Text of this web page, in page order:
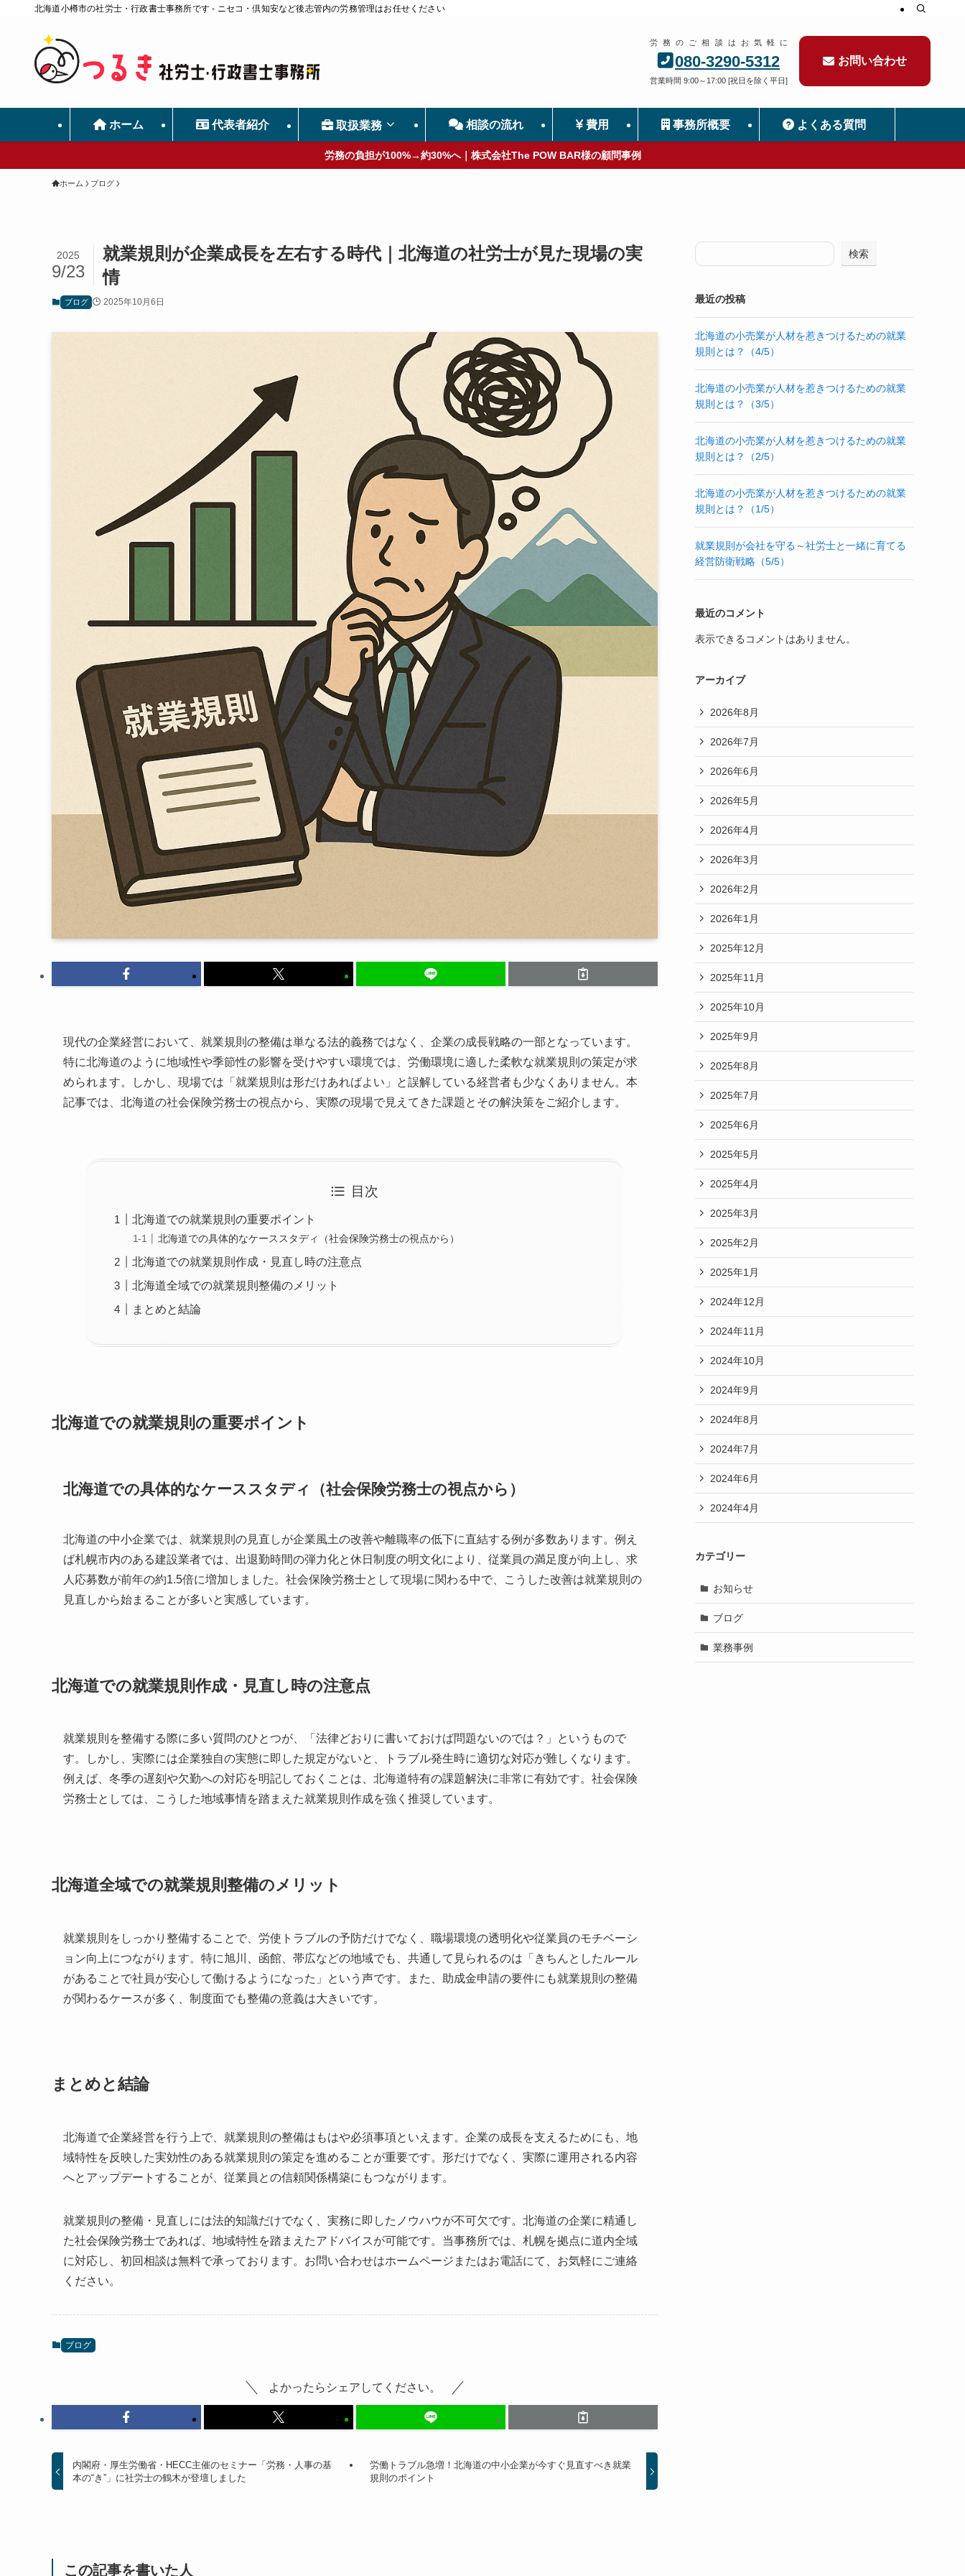
北海道小樽市の社労士・行政書士事務所です - ニセコ・倶知安など後志管内の労務管理はお任せください
労務のご相談はお気軽に
080-3290-5312
営業時間 9:00～17:00 [祝日を除く平日]
お問い合わせ
ホーム 代表者紹介 取扱業務 相談の流れ 費用 事務所概要 よくある質問
労務の負担が100%→約30%へ｜株式会社The POW BAR様の顧問事例
ホーム ブログ
就業規則が企業成長を左右する時代｜北海道の社労士が見た現場の実
情
2025
9/23
ブログ 2025年10月6日
現代の企業経営において、就業規則の整備は単なる法的義務ではなく、企業の成長戦略の一部となっています。
特に北海道のように地域性や季節性の影響を受けやすい環境では、労働環境に適した柔軟な就業規則の策定が求
められます。しかし、現場では「就業規則は形だけあればよい」と誤解している経営者も少なくありません。本
記事では、北海道の社会保険労務士の視点から、実際の現場で見えてきた課題とその解決策をご紹介します。
目次
北海道での就業規則の重要ポイント
北海道での具体的なケーススタディ（社会保険労務士の視点から）
北海道での就業規則作成・見直し時の注意点
北海道全域での就業規則整備のメリット
まとめと結論
北海道での就業規則の重要ポイント
北海道での具体的なケーススタディ（社会保険労務士の視点から）
北海道の中小企業では、就業規則の見直しが企業風土の改善や離職率の低下に直結する例が多数あります。例え
ば札幌市内のある建設業者では、出退勤時間の弾力化と休日制度の明文化により、従業員の満足度が向上し、求
人応募数が前年の約1.5倍に増加しました。社会保険労務士として現場に関わる中で、こうした改善は就業規則の
見直しから始まることが多いと実感しています。
北海道での就業規則作成・見直し時の注意点
就業規則を整備する際に多い質問のひとつが、「法律どおりに書いておけば問題ないのでは？」というもので
す。しかし、実際には企業独自の実態に即した規定がないと、トラブル発生時に適切な対応が難しくなります。
例えば、冬季の遅刻や欠勤への対応を明記しておくことは、北海道特有の課題解決に非常に有効です。社会保険
労務士としては、こうした地域事情を踏まえた就業規則作成を強く推奨しています。
北海道全域での就業規則整備のメリット
就業規則をしっかり整備することで、労使トラブルの予防だけでなく、職場環境の透明化や従業員のモチベーシ
ョン向上につながります。特に旭川、函館、帯広などの地域でも、共通して見られるのは「きちんとしたルール
があることで社員が安心して働けるようになった」という声です。また、助成金申請の要件にも就業規則の整備
が関わるケースが多く、制度面でも整備の意義は大きいです。
まとめと結論
北海道で企業経営を行う上で、就業規則の整備はもはや必須事項といえます。企業の成長を支えるためにも、地
域特性を反映した実効性のある就業規則の策定を進めることが重要です。形だけでなく、実際に運用される内容
へとアップデートすることが、従業員との信頼関係構築にもつながります。
就業規則の整備・見直しには法的知識だけでなく、実務に即したノウハウが不可欠です。北海道の企業に精通し
た社会保険労務士であれば、地域特性を踏まえたアドバイスが可能です。当事務所では、札幌を拠点に道内全域
に対応し、初回相談は無料で承っております。お問い合わせはホームページまたはお電話にて、お気軽にご連絡
ください。
ブログ
よかったらシェアしてください。
内閣府・厚生労働省・HECC主催のセミナー「労務・人事の基
本の“き”」に社労士の鶴木が登壇しました
労働トラブル急増！北海道の中小企業が今すぐ見直すべき就業
規則のポイント
この記事を書いた人
検索
最近の投稿
北海道の小売業が人材を惹きつけるための就業
規則とは？（4/5）
北海道の小売業が人材を惹きつけるための就業
規則とは？（3/5）
北海道の小売業が人材を惹きつけるための就業
規則とは？（2/5）
北海道の小売業が人材を惹きつけるための就業
規則とは？（1/5）
就業規則が会社を守る～社労士と一緒に育てる
経営防衛戦略（5/5）
最近のコメント
表示できるコメントはありません。
アーカイブ
2026年8月
2026年7月
2026年6月
2026年5月
2026年4月
2026年3月
2026年2月
2026年1月
2025年12月
2025年11月
2025年10月
2025年9月
2025年8月
2025年7月
2025年6月
2025年5月
2025年4月
2025年3月
2025年2月
2025年1月
2024年12月
2024年11月
2024年10月
2024年9月
2024年8月
2024年7月
2024年6月
2024年4月
カテゴリー
お知らせ
ブログ
業務事例